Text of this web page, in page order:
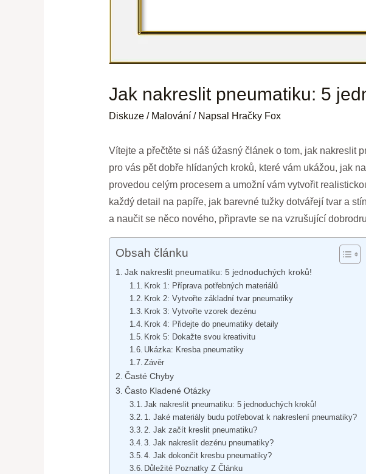
Jak nakreslit pneumatiku: 5
Diskuze / Malování/ Napsal Hračky Fox
Vítejte a přečtěte si náš úžasný článek o tom, jak nakreslit
pro vás pět dobře hlídaných kroků, které vám ukážou, jak
provedou celým procesem a umožní vám vytvořit
každý detail na papíře, jak barevné tužky dotvářejí tvar a
a naučit se něco nového, připravte se na vzrušující
Obsah článku
Jak nakreslit pneumatiku: 5 jednoduchých kroků!
Krok 1: Příprava potřebných materiálů
Krok 2: Vytvořte základní tvar pneumatiky
Krok 3: Vytvořte vzorek dezénu
Krok 4: Přidejte do pneumatiky detaily
Krok 5: Dokažte svou kreativitu
Ukázka: Kresba pneumatiky
Závěr
Časté Chyby
Často Kladené Otázky
Jak nakreslit pneumatiku: 5 jednoduchých kroků!
1. Jaké materiály budu potřebovat k nakreslení pneumatiky?
2. Jak začít kreslit pneumatiku?
3. Jak nakreslit dezénu pneumatiky?
4. Jak dokončit kresbu pneumatiky?
Důležité Poznatky Z Článku